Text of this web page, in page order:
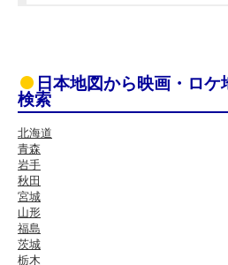
日本地図から映画・ロケ
検索
北海道
青森
岩手
秋田
宮城
山形
福島
茨城
栃木